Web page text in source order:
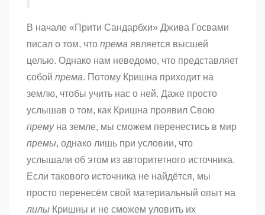
В начале «Прити Сандарбхи» Джива Госвами
писал о том, что према является высшей
целью. Однако нам неведомо, что представляет
собой према. Потому Кришна приходит на
землю, чтобы учить нас о ней. Даже просто
услышав о том, как Кришна проявил Свою
премуна земле, мы сможем перенестись в мир
премы, однако лишь при условии, что
услышали об этом из авторитетного источника.
Если такового источника не найдётся, мы
просто перенесём свой материальный опыт на
лилы Кришны и не сможем уловить их